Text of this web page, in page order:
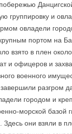
группировку и
овладели
портом на
взято в плен
и офицеров и
военного
разгром
городом и
морской базой
они взяли в